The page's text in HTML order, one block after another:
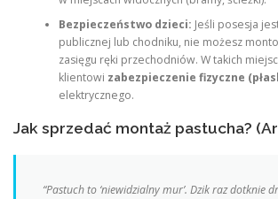
Bezpieczeństwo dzieci: Jeśli posesja
publicznej lub chodniku, nie możesz
zasięgu ręki przechodniów. W takich
klientowi zabezpieczenie fizyczne
elektrycznego.
Jak sprzedać montaż pastucha?
“Pastuch to ‘niewidzialny mur’. Dzik raz dotknie